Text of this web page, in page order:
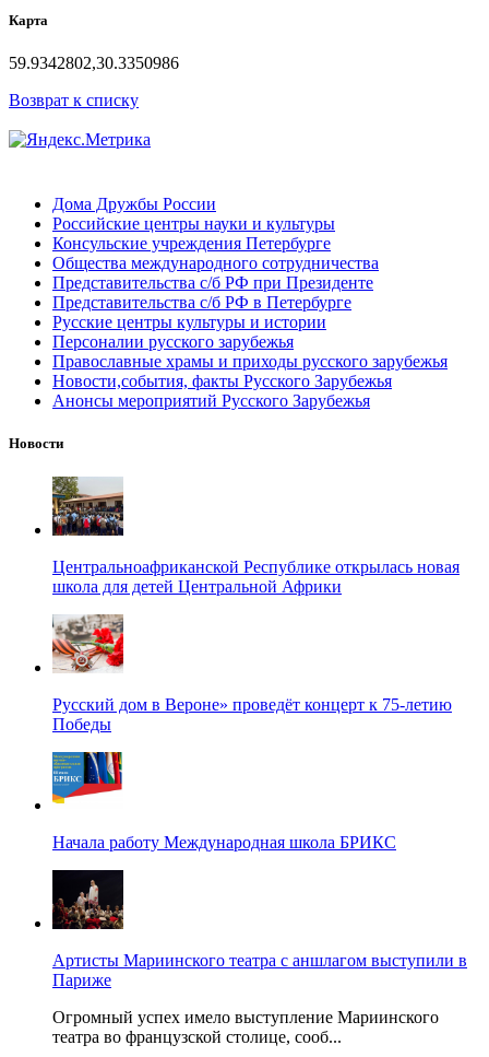
Карта
59.9342802,30.3350986
Возврат к списку
Дома Дружбы России
Российские центры науки и культуры
Консульские учреждения Петербурге
Общества международного сотрудничества
Представительства с/б РФ при Президенте
Представительства с/б РФ в Петербурге
Русские центры культуры и истории
Персоналии русского зарубежья
Православные храмы и приходы русского зарубежья
Новости,события, факты Русского Зарубежья
Анонсы мероприятий Русского Зарубежья
Новости
Центральноафриканской Республике открылась новая
школа для детей Центральной Африки
Русский дом в Вероне» проведёт концерт к 75-летию
Победы
Начала работу Международная школа БРИКС
Артисты Мариинского театра с аншлагом выступили в
Париже
Огромный успех имело выступление Мариинского
театра во французской столице, сооб...